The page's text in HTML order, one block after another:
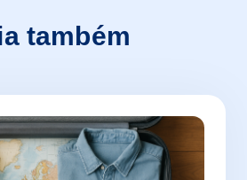
também